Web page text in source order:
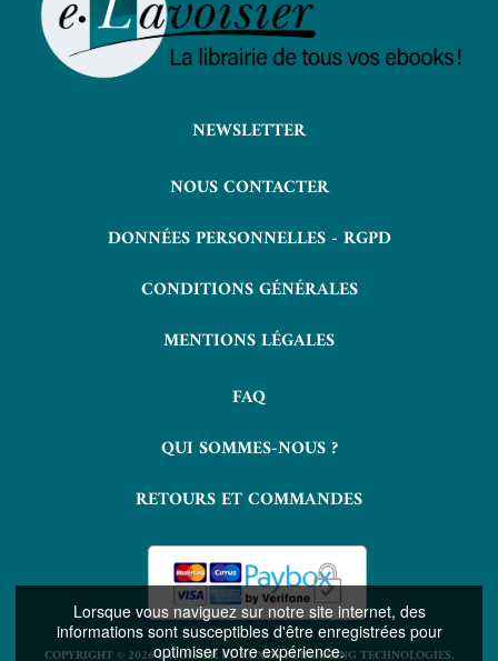
Lorsque vous naviguez sur notre site internet, des
informations sont susceptibles d'être enregistrées pour
optimiser votre expérience.
NEWSLETTER
NOUS CONTACTER
DONNÉES PERSONNELLES - RGPD
CONDITIONS GÉNÉRALES
MENTIONS LÉGALES
FAQ
QUI SOMMES-NOUS ?
RETOURS ET COMMANDES
COPYRIGHT © 2026 LAVOISIER ET NUXOS PUBLISHING TECHNOLOGIES.